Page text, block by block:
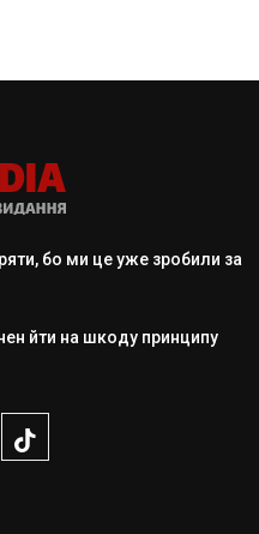
бо ми це уже зробили за
йти на шкоду принципу